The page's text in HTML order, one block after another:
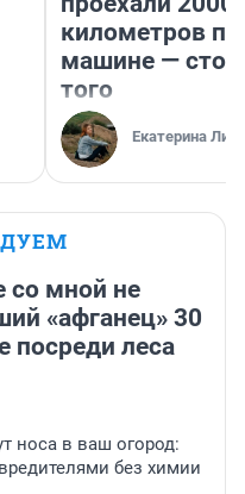
километров по
машине —
того
Екатерина
со мной не
«афганец» 30
посреди леса
носа в ваш огород:
без химии